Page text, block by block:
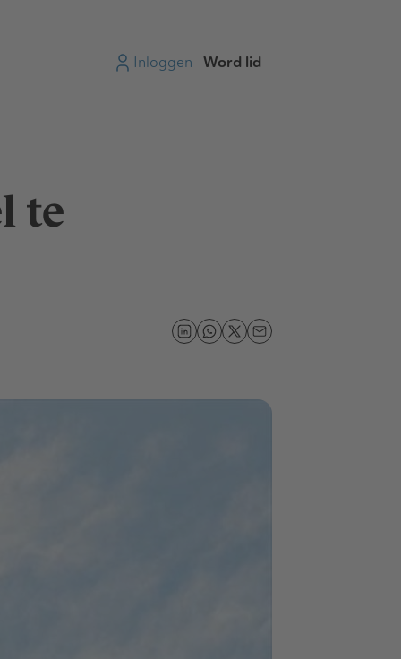
Inloggen Word lid
te